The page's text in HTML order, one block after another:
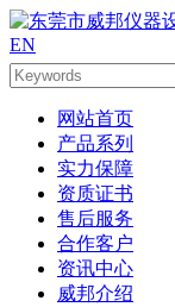
EN
网站首页
产品系列
实力保障
资质证书
售后服务
合作客户
资讯中心
威邦介绍